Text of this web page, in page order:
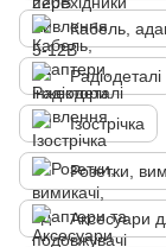
Кабель,
Радіодеталі
Ізострічка
Розетки,
Аксесуари